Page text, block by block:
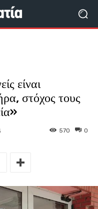
είναι
στόχος τους
0
570